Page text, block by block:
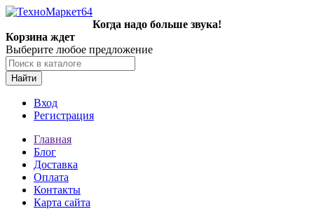
Когда надо больше звука!
Корзина ждет
Выберите любое предложение
Найти
Вход
Регистрация
Главная
Блог
Доставка
Оплата
Контакты
Карта сайта